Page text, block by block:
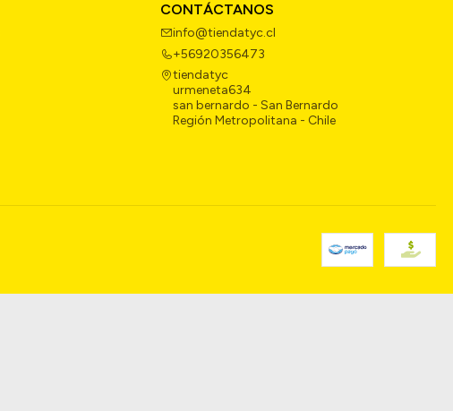
CONTÁCTANOS
info@tiendatyc.cl
+56920356473
tiendatyc
urmeneta634
san bernardo - San Bernardo
Región Metropolitana - Chile